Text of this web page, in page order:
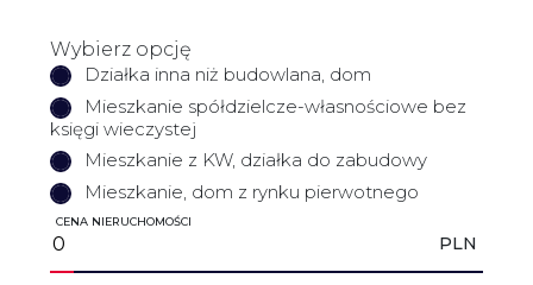
Wybierz opcję
Działka inna niż budowlana, dom
Mieszkanie spółdzielcze-własnościowe bez
księgi wieczystej
Mieszkanie z KW, działka do zabudowy
Mieszkanie, dom z rynku pierwotnego
CENA NIERUCHOMOŚCI
PLN